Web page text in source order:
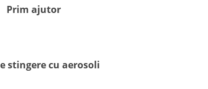
Prim ajutor
stingere cu aerosoli